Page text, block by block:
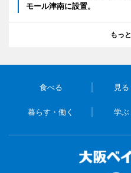
モール津南に設置。
もっ
食べる 見
暮らす・働く 学ぶ